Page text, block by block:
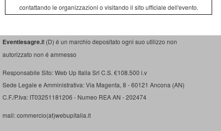
contattando le organizzazioni o visitando il sito ufficiale dell'evento.
Eventiesagre.it (D) é un marchio depositato ogni suo utilizzo non
autorizzato non é ammesso
Responsabile Sito: Web Up Italia Srl C.S. €108.500 i.v
Sede Legale e Amministrativa: Via Magenta, 8 - 60121 Ancona (AN)
C.F./P.Iva: IT03251181206 - Numeo REA AN - 202474
mail: commercio(at)webupitalia.it